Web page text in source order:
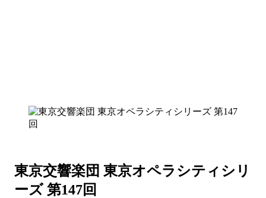
東京交響楽団 東京オペラシティシリ
ーズ 第147回